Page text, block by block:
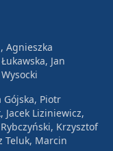
Agnieszka
Jan
Gójska, Piotr
Jacek Liziniewicz,
Krzysztof
Teluk, Marcin